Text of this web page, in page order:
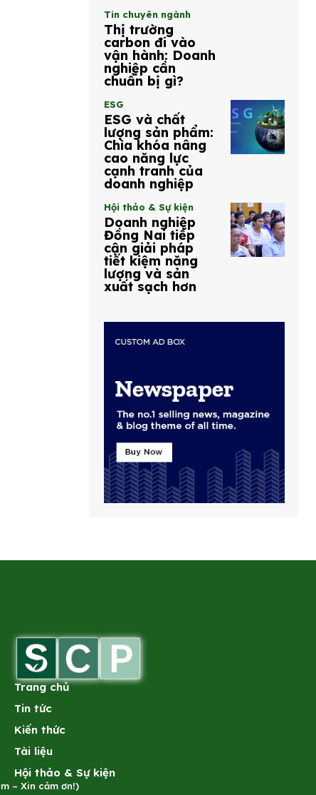
Tin chuyên ngành
Thị trường
carbon đi vào
vận hành: Doanh
nghiệp cần
chuẩn bị gì?
ESG
ESG và chất
lượng sản phẩm:
Chìa khóa nâng
cao năng lực
cạnh tranh của
doanh nghiệp
Hội thảo & Sự kiện
Doanh nghiệp
Đồng Nai tiếp
cận giải pháp
tiết kiệm năng
lượng và sản
xuất sạch hơn
Trang chủ
Tin tức
Kiến thức
Tài liệu
Hội thảo & Sự kiện
– Xin cảm ơn!)